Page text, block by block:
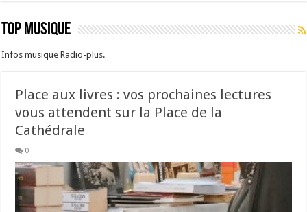
TOP MUSIQUE
Infos musique Radio-plus.
Place aux livres : vos prochaines lectures
vous attendent sur la Place de la
Cathédrale
0